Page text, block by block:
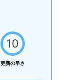
10
更新の早さ